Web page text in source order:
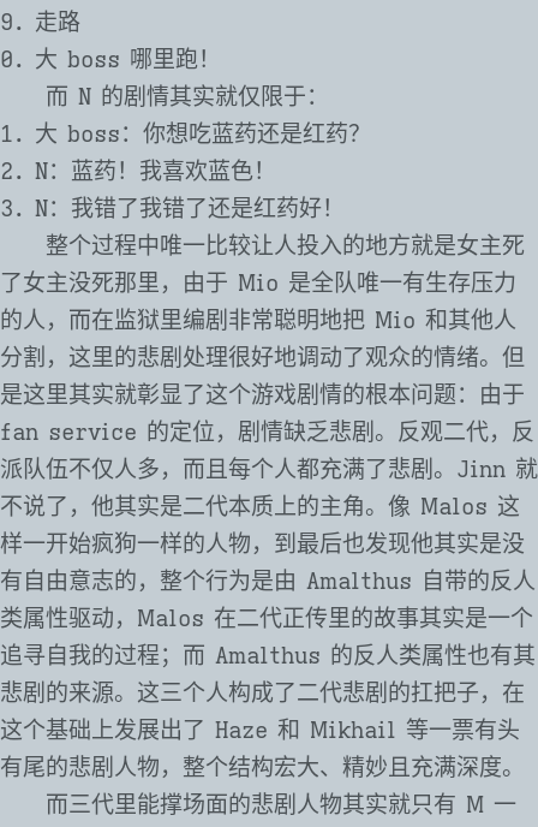
走路
大 boss 哪里跑！
而 N 的剧情其实就仅限于：
大 boss：你想吃蓝药还是红药？
N：蓝药！我喜欢蓝色！
N：我错了我错了还是红药好！
整个过程中唯一比较让人投入的地方就是女主死
了女主没死那里，由于 Mio 是全队唯一有生存压力
的人，而在监狱里编剧非常聪明地把 Mio 和其他人
分割，这里的悲剧处理很好地调动了观众的情绪。但
是这里其实就彰显了这个游戏剧情的根本问题：由于
fan service 的定位，剧情缺乏悲剧。反观二代，反
派队伍不仅人多，而且每个人都充满了悲剧。Jinn 就
不说了，他其实是二代本质上的主角。像 Malos 这
样一开始疯狗一样的人物，到最后也发现他其实是没
有自由意志的，整个行为是由 Amalthus 自带的反人
类属性驱动，Malos 在二代正传里的故事其实是一个
追寻自我的过程；而 Amalthus 的反人类属性也有其
悲剧的来源。这三个人构成了二代悲剧的扛把子，在
这个基础上发展出了 Haze 和 Mikhail 等一票有头
有尾的悲剧人物，整个结构宏大、精妙且充满深度。
而三代里能撑场面的悲剧人物其实就只有 M 一